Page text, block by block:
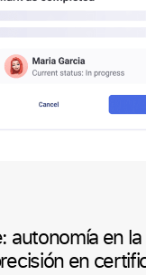
autonomía en
en